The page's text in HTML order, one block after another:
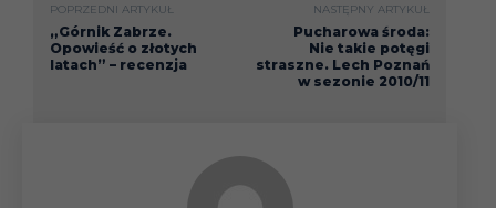
POPRZEDNI ARTYKUŁ
„Górnik Zabrze.
Opowieść o złotych
latach” – recenzja
NASTĘPNY ARTYKUŁ
Pucharowa środa:
Nie takie potęgi
straszne. Lech Poznań
w sezonie 2010/11